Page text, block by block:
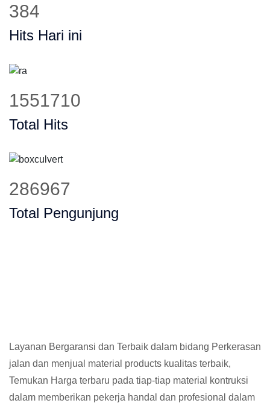
488
Hits Hari ini
1973307
Total Hits
364936
Total Pengunjung
Layanan Bergaransi dan Terbaik dalam bidang Perkerasan
jalan dan menjual material products kualitas terbaik,
Temukan Harga terbaru pada tiap-tiap material kontruksi
dalam memberikan pekerja handal dan profesional dalam